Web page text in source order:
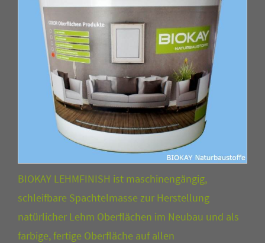
BIOKAY LEHMFINISH ist maschinengängig,
schleifbare Spachtelmasse zur Herstellung
natürlicher Lehm Oberflächen im Neubau und als
farbige, fertige Oberfläche auf allen